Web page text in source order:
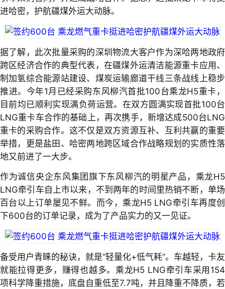
进哈密，护航疆煤外运大动脉。
据了解，此次批量采购的深圳物流大客户作为深哈两地政府
跨区经济合作的典型代表，在疆煤外运清洁能源重卡应用、
制加氢综合能源站建设、煤炭运输廊道干线三条战线上稳步
推进。今年1月已经采购东风柳汽首批100台乘龙H5重卡，
目前均已顺利实现满负荷运营。在双方圆满实现首批100台
LNG重卡车合作的基础上，再次携手，新增达成500台LNG
重卡的采购合作。这不仅是双方资源互补、互利共赢的重要
举措，更是盐田、哈密两地跨区域合作战略规划的实质性落
地又前进了一大步。
作为诚信央企东风集团旗下东风柳汽的明星产品，乘龙H5
LNG牵引车自上市以来，不到两年的时间里热销不断，单场
百台以上订单屡见不鲜。而今，乘龙H5 LNG牵引车再度创
下600台的订单记录，成为了产品实力的又一见证。
备受用户青睐的秘诀，就是“轻量化+低气耗”。车越轻，卡友
就能拉得更多，赚得也越多。乘龙H5 LNG牵引车采用154
项科学降重措施，底盘自重低至7.7吨，并且降重不降质，若